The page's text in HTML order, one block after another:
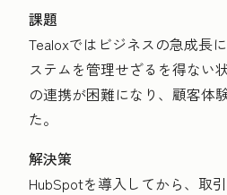
課題
Tealoxではビジネスの急成長
ステムを管理せざるを得ない
の連携が困難になり、顧客体
た。
解決策
HubSpotを導入してから、取